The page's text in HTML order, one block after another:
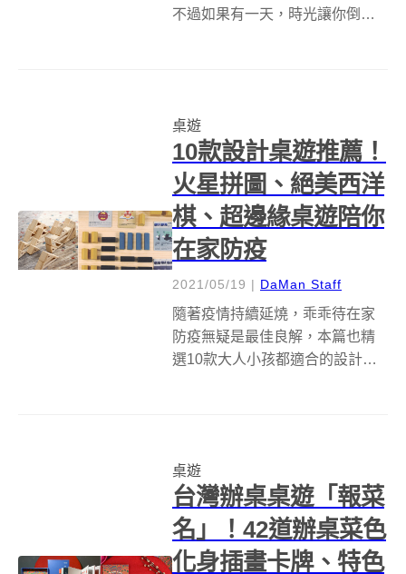
不過如果有一天，時光讓你倒流
推出超級復古又仿真的「打字
機」（L...
桌遊
10款設計桌遊推薦！
火星拼圖、絕美西洋
棋、超邊緣桌遊陪你
在家防疫
2021/05/19 | DaMan Staff
隨著疫情持續延燒，乖乖待在家
防疫無疑是最佳良解，本篇也精
選10款大人小孩都適合的設計桌
畫《星夜...
桌遊
台灣辦桌桌遊「報菜
名」！42道辦桌菜色
化身插畫卡牌、特色